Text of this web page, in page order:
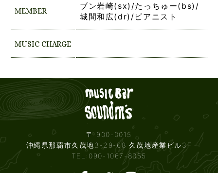
MEMBER
ブン岩崎(sx)/たっちゅー(bs)/
城間和広(dr)/ピアニスト
MUSIC CHARGE
〒 900-0015
沖縄県那覇市久茂地3-29-68 久茂地産業ビル3F
TEL:090-1067-8055